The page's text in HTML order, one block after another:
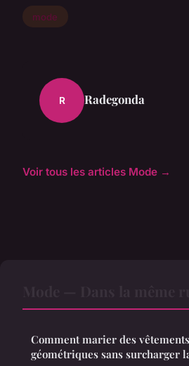
mode
R Radegonda
Voir tous les articles Mode →
Comment marier des
géométriques sans surcharger